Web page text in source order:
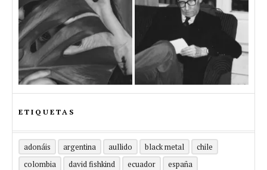
ETIQUETAS
adonáis argentina aullido black metal
chile
colombia
david fishkind ecuador
españa